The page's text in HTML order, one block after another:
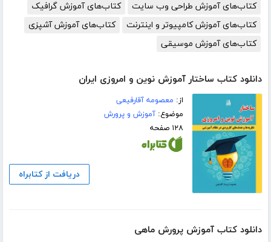
کتاب‌های آموزش طراحی وب سایت
کتاب‌های آموزش گرافیک
کتاب‌های آموزش کامپیوتر و اینترنت
کتاب‌های آموزش آشپزی
کتاب‌های آموزش موسیقی
دانلود کتاب ساختار آموزش نوین و امروزی ایران
از: معصومه آقارفیعی
موضوع:آموزش و پرورش
۱۲۸ صفحه
دریافت از کتابراه
دانلود کتاب آموزش پرورش ماهی